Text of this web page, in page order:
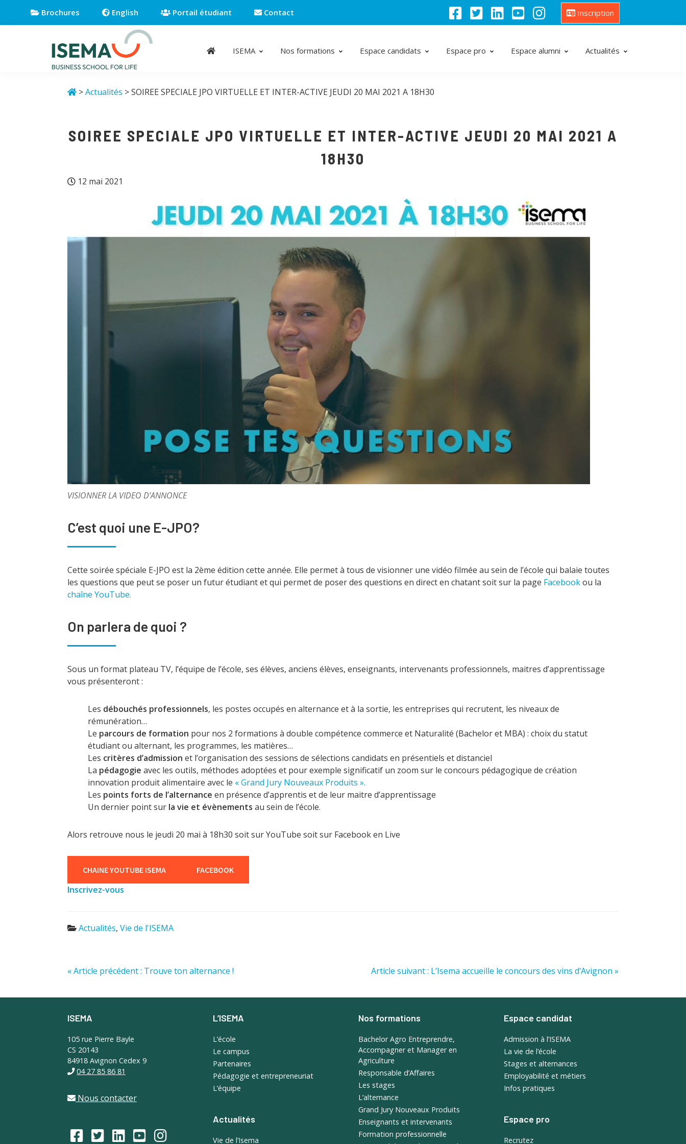
Brochures English Portail étudiant Contact Inscription
school
ISEMA Nos formations Espace candidats Espace pro Espace alumni Actualités
>Actualités > SOIREE SPECIALE JPO VIRTUELLE ET INTER-ACTIVE JEUDI 20 MAI 2021 A 18H30
SOIREE SPECIALE JPO VIRTUELLE ET INTER-ACTIVE JEUDI 20 MAI 2021 A
18H30
12 mai 2021
VISIONNER LA VIDEO D’ANNONCE
C’est quoi une E-JPO?
Cette soirée spéciale E-JPO est la 2ème édition cette année. Elle permet à tous de visionner une vidéo filmée au sein de l’école qui balaie toutes
les questions que peut se poser un futur étudiant et qui permet de poser des questions en direct en chatant soit sur la page Facebookou la
chaîne YouTube.
On parlera de quoi ?
Sous un format plateau TV, l’équipe de l’école, ses élèves, anciens élèves, enseignants, intervenants professionnels, maitres d’apprentissage
vous présenteront :
Les débouchés professionnels, les postes occupés en alternance et à la sortie, les entreprises qui recrutent, les niveaux de
rémunération…
Le parcours de formation pour nos 2 formations à double compétence commerce et Naturalité (Bachelor et MBA) : choix du statut
étudiant ou alternant, les programmes, les matières…
Les critères d’admission et l’organisation des sessions de sélections candidats en présentiels et distanciel
La pédagogie avec les outils, méthodes adoptées et pour exemple significatif un zoom sur le concours pédagogique de création
innovation produit alimentaire avec le « Grand Jury Nouveaux Produits ».
Les points forts de l’alternance en présence d’apprentis et de leur maitre d’apprentissage
Un dernier point sur la vie et évènements au sein de l’école.
Alors retrouve nous le jeudi 20 mai à 18h30 soit sur YouTube soit sur Facebook en Live
CHAINE YOUTUBE ISEMA FACEBOOK
Inscrivez-vous
Actualités, Vie de l'ISEMA
« Article précédent : Trouve ton alternance ! Article suivant : L’Isema accueille le concours des vins d’Avignon »
ISEMA
105 rue Pierre Bayle
CS 20143
84918 Avignon Cedex 9
04 27 85 86 81
Nous contacter
L’ISEMA
L’école
Le campus
Partenaires
Pédagogie et entrepreneuriat
L’équipe
Actualités
Vie de l’Isema
Nos formations
Bachelor Agro Entreprendre,
Accompagner et Manager en
Agriculture
Responsable d’Affaires
Les stages
L’alternance
Grand Jury Nouveaux Produits
Enseignants et intervenants
Formation professionnelle
Espace candidat
Admission à l’ISEMA
La vie de l’école
Stages et alternances
Employabilité et métiers
Infos pratiques
Espace pro
Recrutez